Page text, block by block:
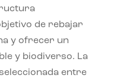
de rebajar
y ofrecer un
y biodiverso. La
entre